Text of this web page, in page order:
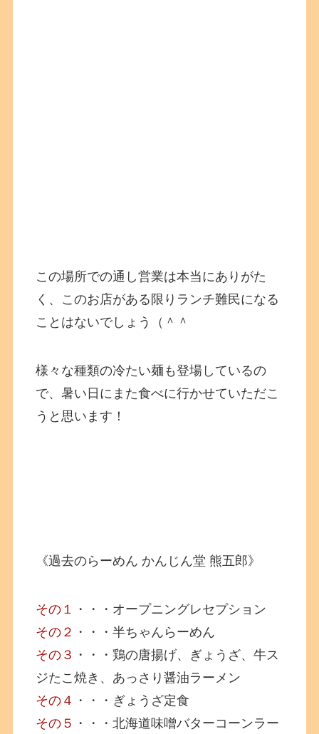
この場所での通し営業は本当にありがた
く、このお店がある限りランチ難民になる
ことはないでしょう（＾＾
様々な種類の冷たい麺も登場しているの
で、暑い日にまた食べに行かせていただこ
うと思います！
《過去のらーめん かんじん堂 熊五郎》
その１ ・・・オープニングレセプション
その２ ・・・半ちゃんらーめん
その３ ・・・鶏の唐揚げ、ぎょうざ、牛ス
ジたこ焼き、あっさり醤油ラーメン
その４ ・・・ぎょうざ定食
その５ ・・・北海道味噌バターコーンラー